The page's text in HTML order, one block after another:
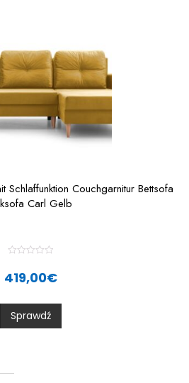
Schlaffunktion Couchgarnitur Bettsofa
Carl Gelb
t
0
o
u
t
419,00€
Sprawdź